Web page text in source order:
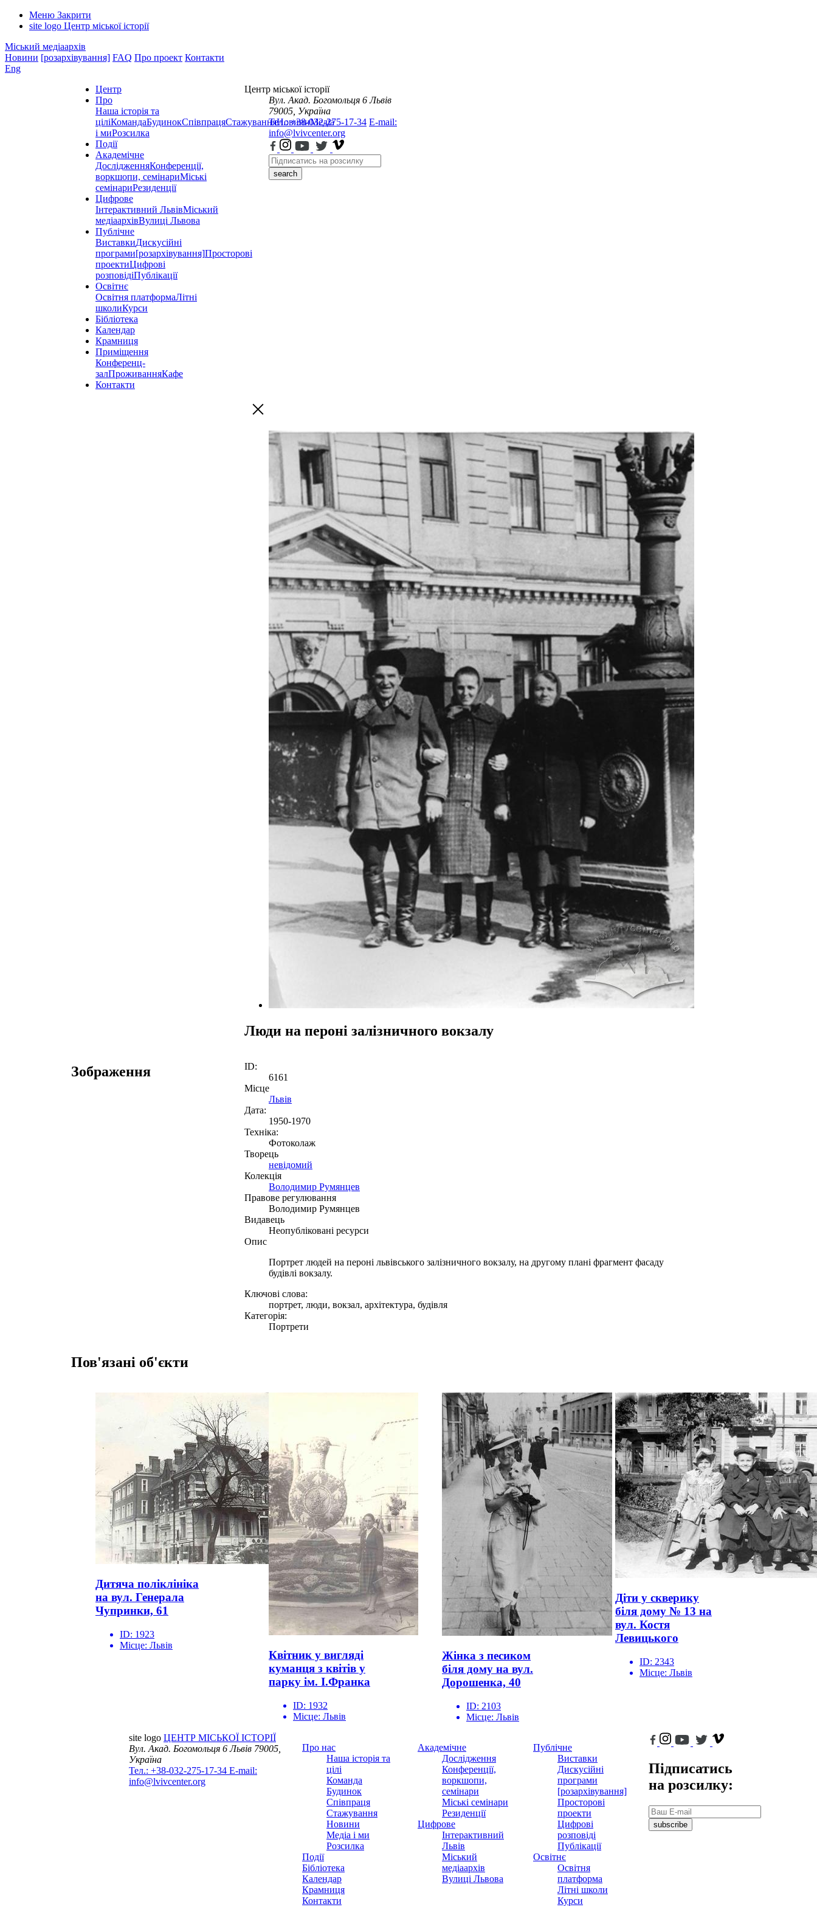
Меню Закрити
site logo Центр міської історії
Міський медіаархів
Новини [розархівування] FAQ Про проект Контакти
Eng
Центр
Про
Наша історія та
ціліКомандаБудинокСпівпрацяСтажуванняНовиниМедіа
і миРозсилка
Події
Академічне
ДослідженняКонференції,
воркшопи, семінариМіські
семінариРезиденції
Цифрове
Інтерактивний ЛьвівМіський
медіаархівВулиці Львова
Публічне
ВиставкиДискусійні
програми[розархівування]Просторові
проектиЦифрові
розповідіПублікації
Освітнє
Освітня платформаЛітні
школиКурси
Бібліотека
Календар
Крамниця
Приміщення
Конференц-
залПроживанняКафе
Контакти
Центр міської історії
Вул. Акад. Богомольця 6 Львів
79005, Україна
Тел.: +38-032-275-17-34 E-mail:
info@lvivcenter.org
search
Люди на пероні залізничного вокзалу
Зображення
ID:
6161
Місце
Львів
Дата:
1950-1970
Техніка:
Фотоколаж
Творець
невідомий
Колекція
Володимир Румянцев
Правове регулювання
Володимир Румянцев
Видавець
Неопубліковані ресурси
Опис
Портрет людей на пероні львівського залізничного вокзалу, на другому плані фрагмент фасаду
будівлі вокзалу.
Ключові слова:
портрет, люди, вокзал, архітектура, будівля
Категорія:
Портрети
Пов'язані об'єкти
Дитяча поліклініка
на вул. Генерала
Чупринки, 61
ID: 1923
Місце: Львів
Квітник у вигляді
куманця з квітів у
парку ім. І.Франка
ID: 1932
Місце: Львів
Жінка з песиком
біля дому на вул.
Дорошенка, 40
ID: 2103
Місце: Львів
Діти у скверику
біля дому № 13 на
вул. Костя
Левицького
ID: 2343
Місце: Львів
site logo ЦЕНТР МІСЬКОЇ ІСТОРІЇ
Вул. Акад. Богомольця 6Львів 79005,
Україна
Тел.: +38-032-275-17-34 E-mail:
info@lvivcenter.org
Про нас
Наша історія та
цілі
Команда
Будинок
Співпраця
Стажування
Новини
Медіа і ми
Розсилка
Події
Бібліотека
Календар
Крамниця
Контакти
Академічне
Дослідження
Конференції,
воркшопи,
семінари
Міські семінари
Резиденції
Цифрове
Інтерактивний
Львів
Міський
медіаархів
Вулиці Львова
Публічне
Виставки
Дискусійні
програми
[розархівування]
Просторові
проекти
Цифрові
розповіді
Публікації
Освітнє
Освітня
платформа
Літні школи
Курси
Підписатись
на розсилку:
subscribe